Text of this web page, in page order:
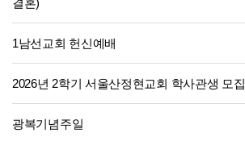
결혼)
1남선교회 헌신예배
2026년 2학기 서울산정현교회 학사관생 모집
광복기념주일